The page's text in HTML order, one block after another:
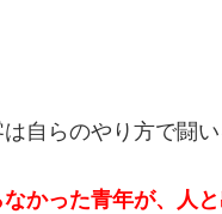
自らのやり方で闘い
かった青年が、人